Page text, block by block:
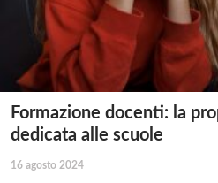
Formazione docenti: la
dedicata alle scuole
16 agosto 2024